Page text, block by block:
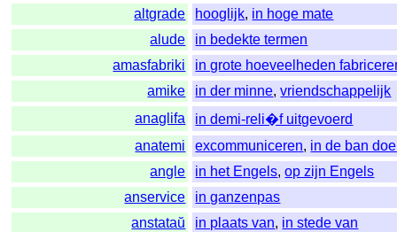
altgrade
hooglijk, in hoge mate
alude
in bedekte termen
amasfabriki
in grote hoeveelheden
amike
in der minne,vriendschappelijk
anaglifa
in demi-reli�f uitgevoerd
anatemi
excommuniceren, in de ban
angle
in het Engels,op zijn Engels
anservice
in ganzenpas
anstataŭ
in plaats van, in stede van